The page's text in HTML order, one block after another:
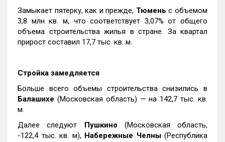
Замыкает пятерку, как и прежде, Тюмень с объемом
3,8 млн кв. м, что соответствует 3,07% от общего
объема строительства жилья в стране. За квартал
прирост составил 17,7 тыс. кв. м.
Стройка замедляется
Больше всего объемы строительства снизились в
Балашихе (Московская область) — на 142,7 тыс. кв.
м.
Далее следуют Пушкино (Московская область,
-122,4 тыс. кв. м), Набережные Челны(Республика